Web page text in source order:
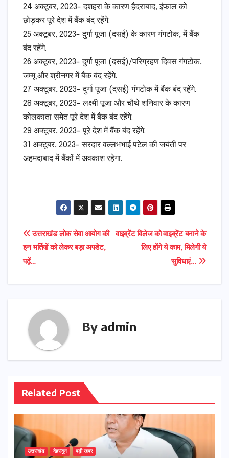
24 अक्टूबर, 2023- दशहरा के कारण हैदराबाद, इंफाल को
छोड़कर पूरे देश में बैंक बंद रहेंगे.
25 अक्टूबर, 2023- दुर्गा पूजा (दसई) के कारण गंगटोक, में बैंक
बंद रहेंगे.
26 अक्टूबर, 2023- दुर्गा पूजा (दसई)/परिग्रहण दिवस गंगटोक,
जम्मू और श्रीनगर में बैंक बंद रहेंगे.
27 अक्टूबर, 2023- दुर्गा पूजा (दसई) गंगटोक में बैंक बंद रहेंगे.
28 अक्टूबर, 2023- लक्ष्मी पूजा और चौथे शनिवार के कारण
कोलकाता समेत पूरे देश में बैंक बंद रहेंगे.
29 अक्टूबर, 2023- पूरे देश में बैंक बंद रहेंगे.
31 अक्टूबर, 2023- सरदार वल्लभभाई पटेल की जयंती पर
अहमदाबाद में बैंकों में अवकाश रहेगा.
Post
navigation
वाइब्रेंट विलेज को वाइब्रेंट बनाने के
लिए होंगे ये काम, मिलेगी ये
सुविधाएं…
उत्तराखंड लोक सेवा आयोग की
इन भर्तियों को लेकर बड़ा अपडेट,
पढ़ें…
By admin
Related Post
उत्तराखंड देहरादून बड़ी खबर